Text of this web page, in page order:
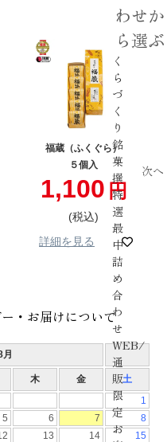
わせか
ら選ぶ
く
ら
づ
く
り
銘
菓
撰
特
選
最
中
詰
め
合
わ
せ
WEB/
通
販
限
定
お
福蔵（ふくぐら）
５個入
1,100
税込
詳細を見る
次へ
・お届けについて